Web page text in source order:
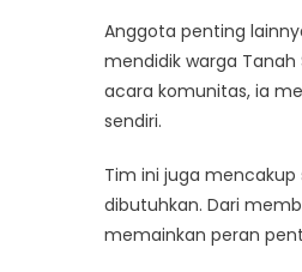
Anggota penting
mendidik warga
acara komunitas, ia
sendiri.
Tim ini juga
dibutuhkan. Dari
memainkan peran